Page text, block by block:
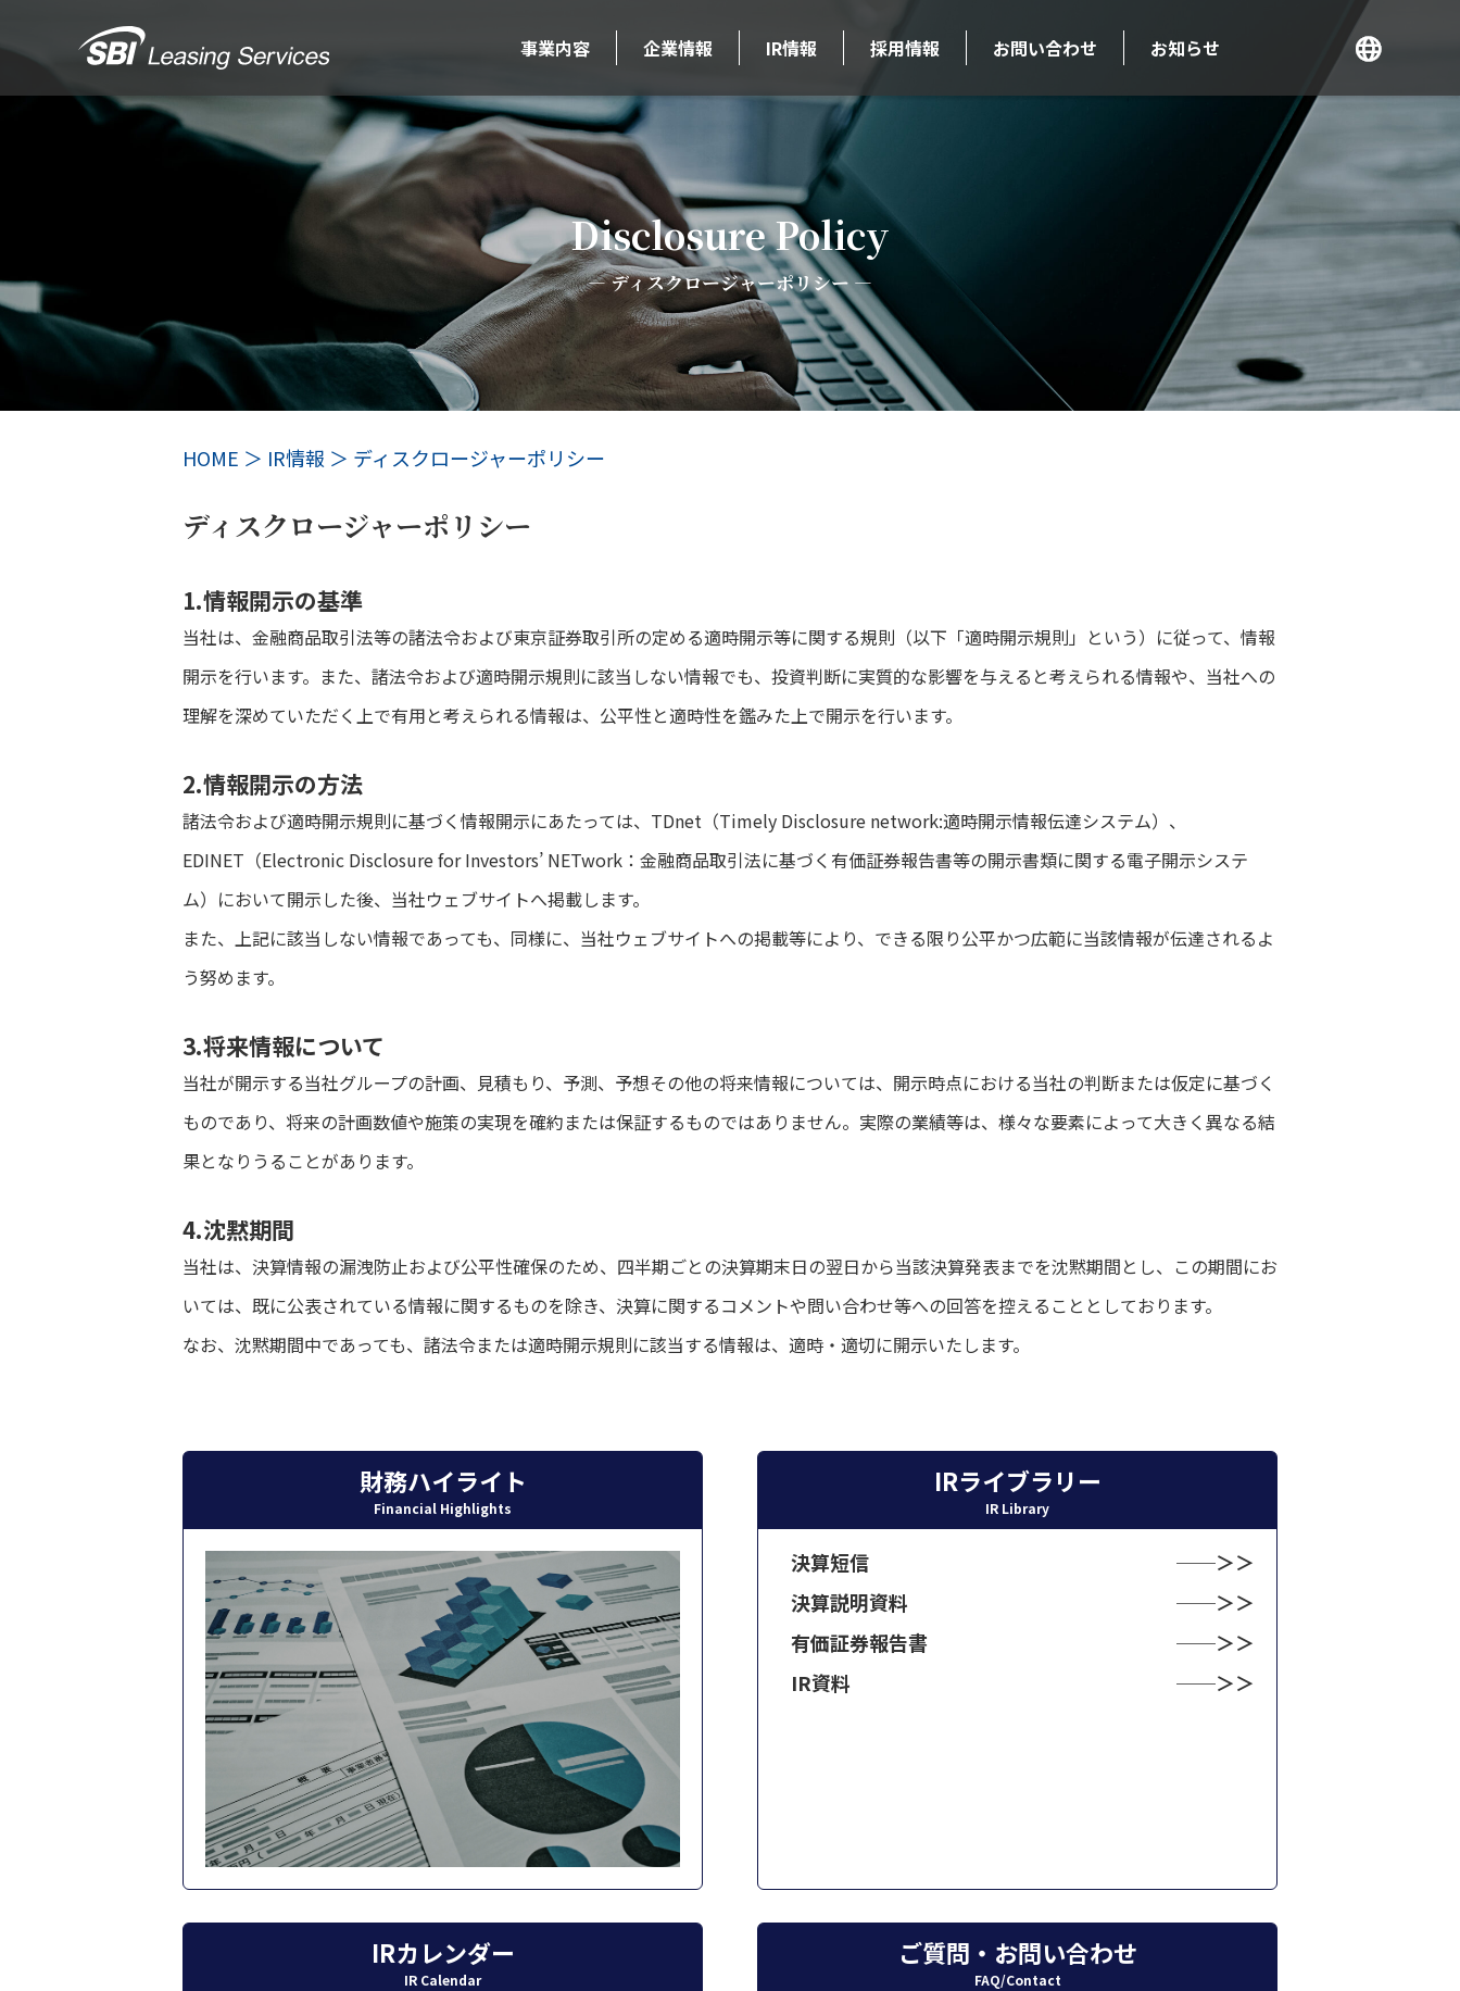
事業内容 企業情報 IR情報 採用情報 お問い合わせ お知らせ
Disclosure Policy
ディスクロージャーポリシー
HOME IR情報 ディスクロージャーポリシー
ディスクロージャーポリシー
1.情報開示の基準
当社は、金融商品取引法等の諸法令および東京証券取引所の定める適時開示等に関する規則（以下「適時開示規則」という）に従って、情報
開示を行います。また、諸法令および適時開示規則に該当しない情報でも、投資判断に実質的な影響を与えると考えられる情報や、当社への
理解を深めていただく上で有用と考えられる情報は、公平性と適時性を鑑みた上で開示を行います。
2.情報開示の方法
諸法令および適時開示規則に基づく情報開示にあたっては、TDnet（Timely Disclosure network:適時開示情報伝達システム）、
EDINET（Electronic Disclosure for Investors’ NETwork：金融商品取引法に基づく有価証券報告書等の開示書類に関する電子開示システ
ム）において開示した後、当社ウェブサイトへ掲載します。
また、上記に該当しない情報であっても、同様に、当社ウェブサイトへの掲載等により、できる限り公平かつ広範に当該情報が伝達されるよ
う努めます。
3.将来情報について
当社が開示する当社グループの計画、見積もり、予測、予想その他の将来情報については、開示時点における当社の判断または仮定に基づく
ものであり、将来の計画数値や施策の実現を確約または保証するものではありません。実際の業績等は、様々な要素によって大きく異なる結
果となりうることがあります。
4.沈黙期間
当社は、決算情報の漏洩防止および公平性確保のため、四半期ごとの決算期末日の翌日から当該決算発表までを沈黙期間とし、この期間にお
いては、既に公表されている情報に関するものを除き、決算に関するコメントや問い合わせ等への回答を控えることとしております。
なお、沈黙期間中であっても、諸法令または適時開示規則に該当する情報は、適時・適切に開示いたします。
財務ハイライト
Financial Highlights
IRライブラリー
IR Library
決算短信
決算説明資料
有価証券報告書
IR資料
IRカレンダー
IR Calendar
ご質問・お問い合わせ
FAQ/Contact